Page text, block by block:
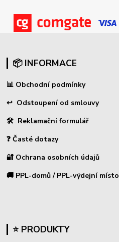
📦 INFORMACE
📊 Obchodní podmínky
↩ Odstoupení od smlouvy
🛠 Reklamační formulář
❓ Časté dotazy
🔐 Ochrana osobních údajů
🚚 PPL-domů / PPL-výdejní místo
⭐ PRODUKTY